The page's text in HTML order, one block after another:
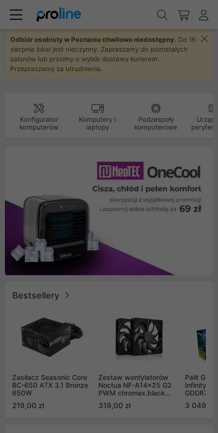
Odbiór osobisty w Poznaniu chwilowo niedostępny. Do 16
sierpnia lokal jest nieczynny. Zapraszamy do pozostałych
salonów lub prosimy o wybór dostawy kurierem.
Przepraszamy za utrudnienia.
Konfigurator
komputerów
Komputery i
laptopy
Podzespoły
komputerowe
Bestsellery
Zasilacz Seasonic Core
BC-650 ATX 3.1 Bronze
650W
219,00 zł
Zestaw wentylatorów
Noctua NF-A14x25 G2
PWM chromax.black
Push Pull (2szt)
319,00 zł
Palit
Infinity 3
GDDR7
GB2050S)
3 049,00